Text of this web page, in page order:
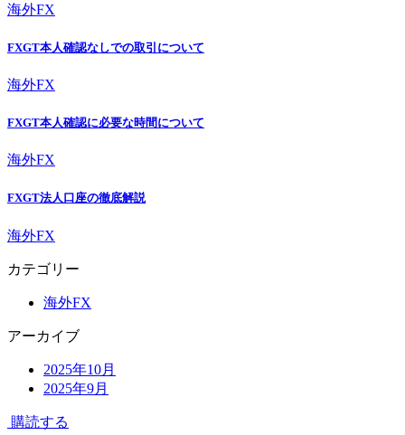
海外FX
FXGT本人確認なしでの取引について
海外FX
FXGT本人確認に必要な時間について
海外FX
FXGT法人口座の徹底解説
海外FX
カテゴリー
海外FX
アーカイブ
2025年10月
2025年9月
購読する